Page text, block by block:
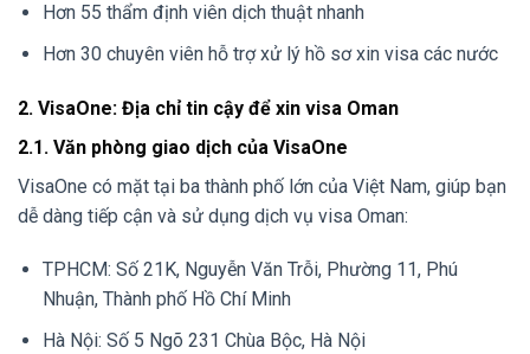
Hơn 55 thẩm định viên dịch thuật nhanh
Hơn 30 chuyên viên hỗ trợ xử lý hồ sơ xin visa các nước
2. VisaOne: Địa chỉ tin cậy để xin visa Oman
2.1. Văn phòng giao dịch của VisaOne
VisaOne có mặt tại ba thành phố lớn của Việt Nam, giúp bạn
dễ dàng tiếp cận và sử dụng dịch vụ visa Oman:
TPHCM: Số 21K, Nguyễn Văn Trỗi, Phường 11, Phú
Nhuận, Thành phố Hồ Chí Minh
Hà Nội: Số 5 Ngõ 231 Chùa Bộc, Hà Nội